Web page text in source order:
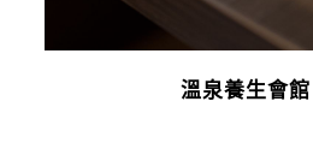
溫泉養生會館